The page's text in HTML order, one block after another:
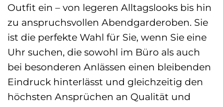
Outfit ein – von legeren Alltagslooks bis hin
zu anspruchsvollen Abendgarderoben. Sie
ist die perfekte Wahl für Sie, wenn Sie eine
Uhr suchen, die sowohl im Büro als auch
bei besonderen Anlässen einen bleibenden
Eindruck hinterlässt und gleichzeitig den
höchsten Ansprüchen an Qualität und